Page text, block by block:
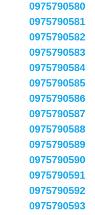
0975790580
0975790581
0975790582
0975790583
0975790584
0975790585
0975790586
0975790587
0975790588
0975790589
0975790590
0975790591
0975790592
0975790593